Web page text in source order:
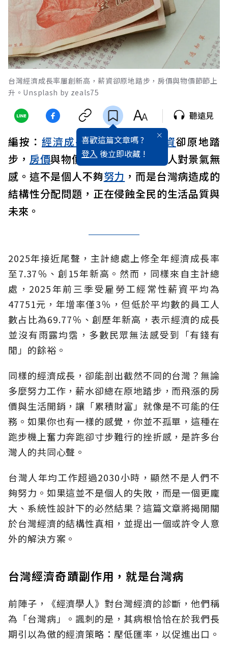
台灣經濟成長率屢創新高，薪資卻原地踏步，房價與物價節節上
升。Unsplash by zeals75
喜歡這篇文章嗎 ?
登入 後立即收藏 !
聽遠見
編按： 經濟成長率屢創新高， 薪資卻原地踏
步， 房價與物價節節上升，讓多數人對景氣無
感。這不是個人不夠努力 ，而是台灣病造成的
結構性分配問題，正在侵蝕全民的生活品質與
未來。
2025年接近尾聲，主計總處上修全年經濟成長率
至7.37％、創15年新高。然而，同樣來自主計總
處，2025年前三季受雇勞工經常性薪資平均為
47751元，年增率僅3％，但低於平均數的員工人
數占比為69.77％、創歷年新高，表示經濟的成長
並沒有雨露均霑，多數民眾無法感受到「有錢有
閒」的餘裕。
同樣的經濟成長，卻能剖出截然不同的台灣？無論
多麼努力工作，薪水卻總在原地踏步，而飛漲的房
價與生活開銷，讓「累積財富」就像是不可能的任
務。如果你也有一樣的感覺，你並不孤單，這種在
跑步機上奮力奔跑卻寸步難行的挫折感，是許多台
灣人的共同心聲。
台灣人年均工作超過2030小時，顯然不是人們不
夠努力。如果這並不是個人的失敗，而是一個更龐
大、系統性設計下的必然結果？這篇文章將揭開關
於台灣經濟的結構性真相，並提出一個或許令人意
外的解決方案。
台灣經濟奇蹟副作用，就是台灣病
前陣子，《經濟學人》對台灣經濟的診斷，他們稱
為「台灣病」。諷刺的是，其病根恰恰在於我們長
期引以為傲的經濟策略：壓低匯率，以促進出口。